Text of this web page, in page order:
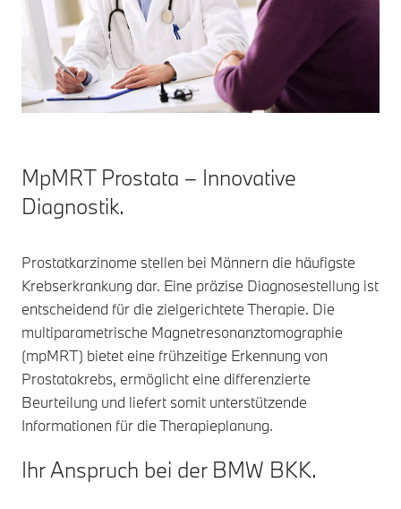
MpMRT Prostata – Innovative
Diagnostik.
Prostatkarzinome stellen bei Männern die häufigste
Krebserkrankung dar. Eine präzise Diagnosestellung ist
entscheidend für die zielgerichtete Therapie. Die
multiparametrische Magnetresonanztomographie
(mpMRT) bietet eine frühzeitige Erkennung von
Prostatakrebs, ermöglicht eine differenzierte
Beurteilung und liefert somit unterstützende
Informationen für die Therapieplanung.
Ihr Anspruch bei der BMW BKK.